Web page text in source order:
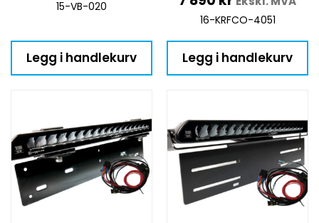
15-VB-020
Legg i handlekurv
16-KRFCO-4051
Legg i handlekurv